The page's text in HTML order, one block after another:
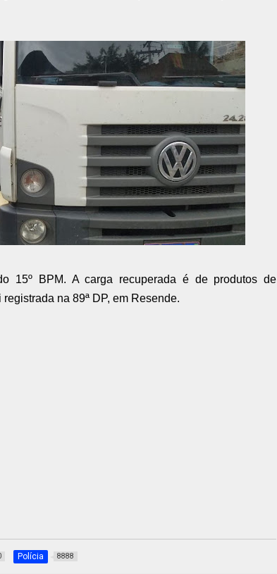
15º BPM. A carga recuperada é de produtos de
na 89ª DP, em Resende.
Polícia 8888